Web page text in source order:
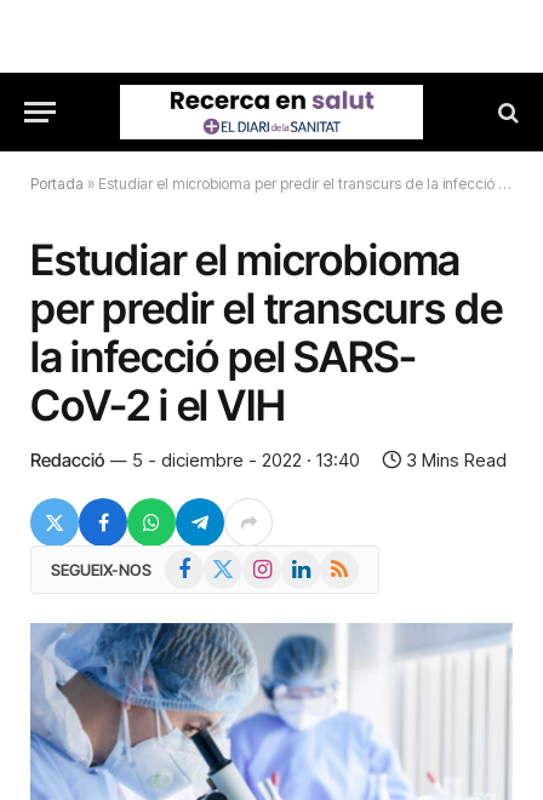
Portada » Estudiar el microbioma per predir el transcurs de la infecció pel SARS-CoV-2 i el VIH
Estudiar el microbioma
per predir el transcurs de
la infecció pel SARS-
CoV-2 i el VIH
Redacció 5 - diciembre - 2022 · 13:40 3 Mins Read
SEGUEIX-NOS Facebook InstagramLinkedIn
RSS